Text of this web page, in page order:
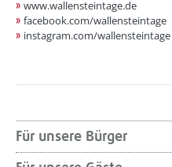
www.wallensteintage.de
facebook.com/wallensteintage
instagram.com/wallensteintage
Für unsere Bürger